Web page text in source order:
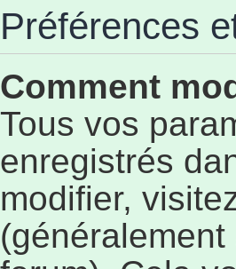
Préférences
Comment
Tous vos
enregistrés
modifier,